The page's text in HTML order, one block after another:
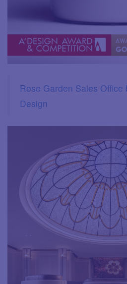
Rose Garden Sales Office
Design